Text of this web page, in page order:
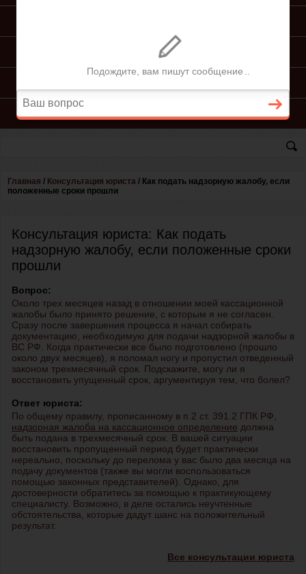
ПОДАЧА ИСКА
КОНСУЛЬТАЦИЯ ЮРИСТА
Главная / Консультация юриста / Как подать надзорную жалобу, если
положенные сроки прошли
Консультация юриста: Как подать
надзорную жалобу, если положенные сроки
прошли
Вопрос:
Около трех месяцев назад в отношении моей кассационной
жалобы было принято решение, с которым я не согласен.
Сразу после завершения процесса я начал собирать
документацию, необходимую для подачи надзорной жалобы в
ВС РФ. Когда практически все было подготовлено (прошло
около двух месяцев), я поломал ногу и пропустил отведенный
законом трехмесячный срок. Подскажите, могу ли я
восстановить упущенный срок, аргументируя тем, что болел?
Ответ юриста:
По общему правилу, прописанному в п.2 ст. 391.2 ГПК РФ,
надзорная жалоба на кассационное определение должна
быть подана в трехмесячный срок. В вашей ситуации
восстановить пропущенный период будет практически
нереально, поскольку до перелома у вас было два месяца на
подачу документов (также вы могли воспользоваться
помощью законных представителей). Однако, для
достоверности обратитесь за помощью к практикующему
специалисту. Возможно, в деле остались неучтенные
обстоятельства, которые дадут шанс на положительный
результат.
Все консультации юриста